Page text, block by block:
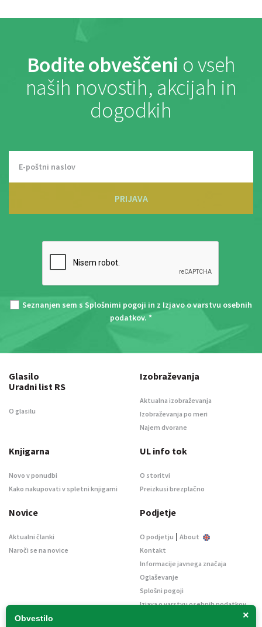
Bodite obveščeni o vseh
naših novostih, akcijah in
dogodkih
PRIJAVA
Seznanjen sem s Splošnimi pogoji in z Izjavo o varstvu osebnih
podatkov. *
×
Obvestilo
Glasilo
Uradni list RS
O glasilu
Izobraževanja
Aktualna izobraževanja
Izobraževanja po meri
Najem dvorane
Knjigarna
Novo v ponudbi
Kako nakupovati v spletni knjigarni
UL info tok
O storitvi
Preizkusi brezplačno
Novice
Aktualni članki
Naroči se na novice
Podjetje
O podjetju | About
Kontakt
Informacije javnega značaja
Oglaševanje
Splošni pogoji
Izjava o varstvu osebnih podatkov